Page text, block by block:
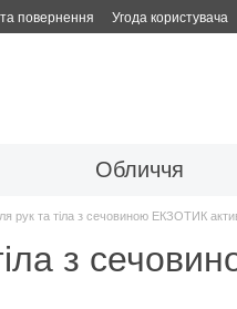
повернення Угода користувача
Обличчя
рук та тіла з сечовиною ЕКЗОТИК
з